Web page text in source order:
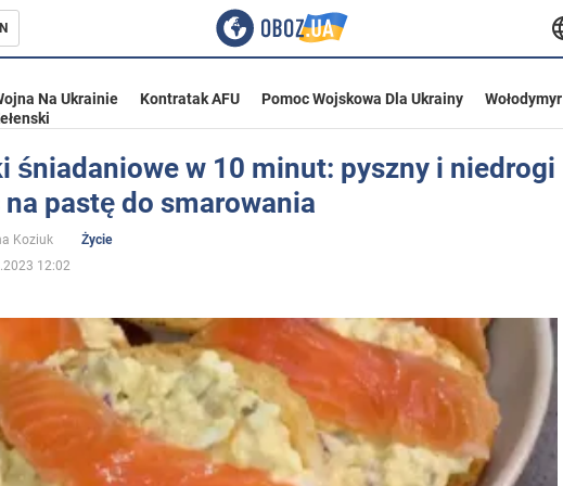
Ukrainie
Na Ukrainie Kontratak AFU Pomoc Wojskowa Dla Ukrainy
Wołodymyr
śniadaniowe w 10 minut: pyszny i niedrogi
pastę do smarowania
Koziuk
Życie
12:02